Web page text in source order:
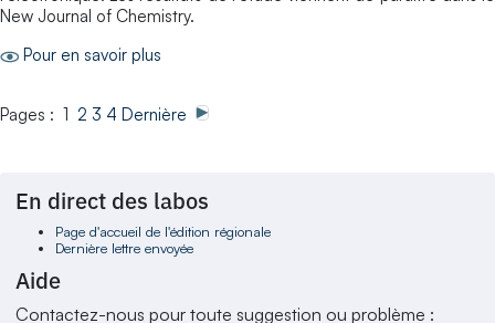
New Journal of Chemistry.
Pour en savoir plus
Pages : 1 2 3 4 Dernière
En direct des labos
Page d'accueil de l'édition régionale
Dernière lettre envoyée
Aide
Contactez-nous pour toute suggestion ou problème :